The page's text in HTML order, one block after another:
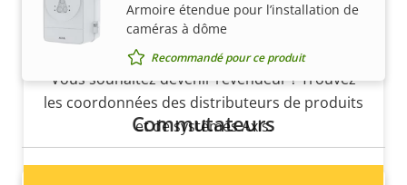
Armoire étendue pour l’installation de
caméras à dôme
Recommandé pour ce produit
Commutateurs
Vous voulez vendre des produits
Axis ?
Vous souhaitez devenir revendeur ? Trouvez
les coordonnées des distributeurs de produits
et de systèmes Axis.